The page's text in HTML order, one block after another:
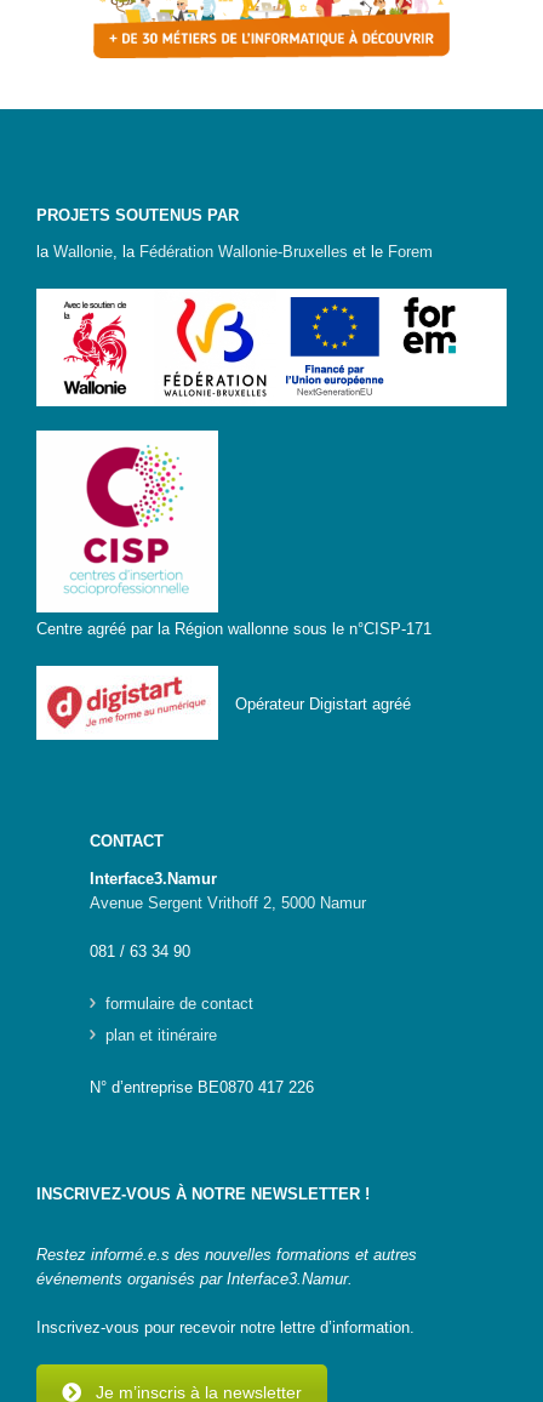
PROJETS SOUTENUS PAR
la Wallonie, la Fédération Wallonie-Bruxelles et le Forem
Centre agréé par la Région wallonne sous le n°CISP-171
Opérateur Digistart agréé
CONTACT
Interface3.Namur
Avenue Sergent Vrithoff 2, 5000 Namur
081 / 63 34 90
formulaire de contact
plan et itinéraire
N° d’entreprise BE0870 417 226
INSCRIVEZ-VOUS À NOTRE NEWSLETTER !
Restez informé.e.s des nouvelles formations et autres
événements organisés par Interface3.Namur.
Inscrivez-vous pour recevoir notre lettre d’information.
Je m’inscris à la newsletter